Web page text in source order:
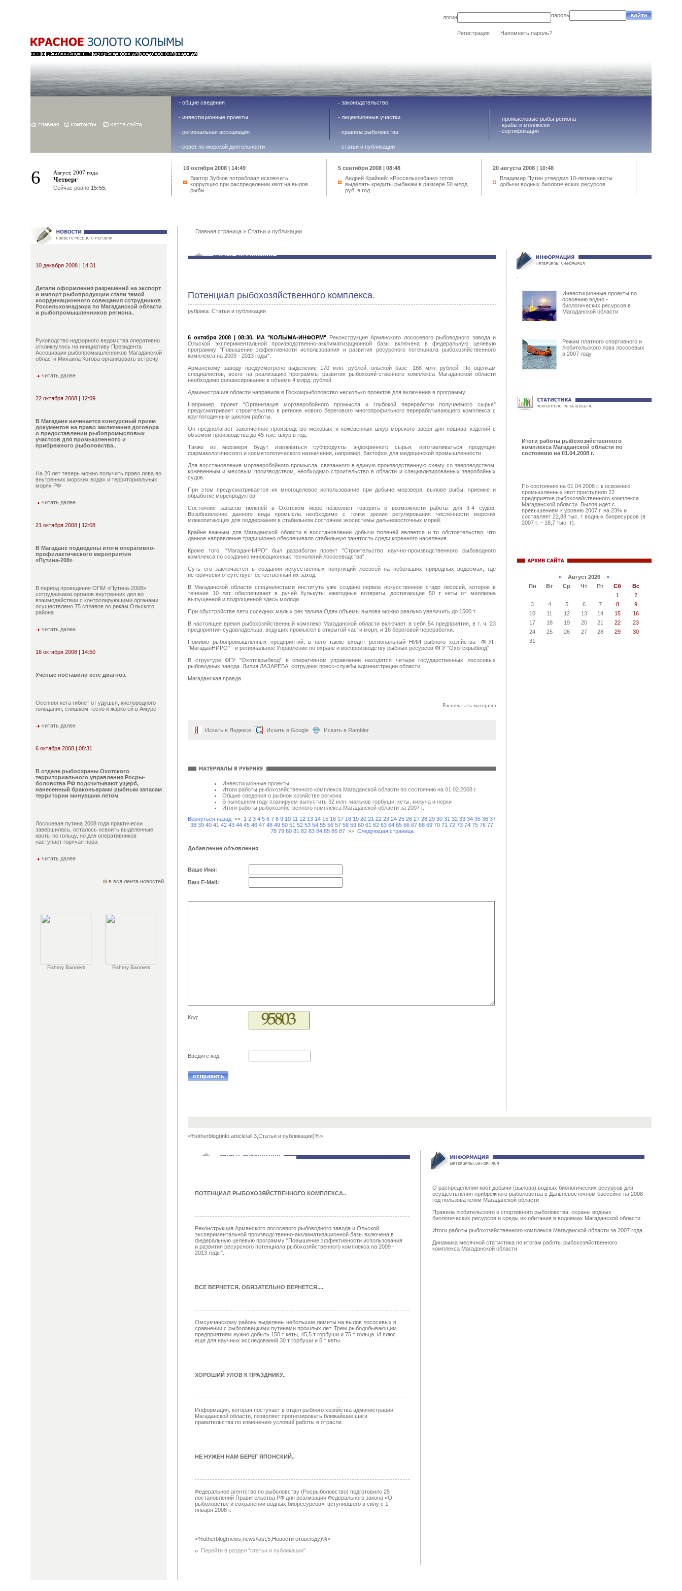
логин пароль
Регистрация | Напомнить пароль?
- общие сведения
- инвестиционные проекты
- региональная ассоциация
- совет по морской деятельности
- законодательство
- лицензионные участки
- правила рыболовства
- статьи и публикации
- промысловые рыбы региона
- крабы и моллюски
- сертификация
6 Август, 2007 года
Четверг
Сейчас ровно 15:55
16 октября 2008 | 14:49
Виктор Зубков потребовал исключить
коррупцию при распределении квот на вылов
рыбы
5 сентября 2008 | 08:48
Андрей Крайний: «Россельхозбанк» готов
выделять кредиты рыбакам в размере 50 млрд.
руб. в год
20 августа 2008 | 10:48
Владимир Путин утвердил 10-летние квоты
добычи водных биологических ресурсов
10 декабря 2008 | 14:31
Детали оформления разрешений на экспорт
и импорт рыбопродукции стали темой
координационного совещания сотрудников
Россельхознадзора по Магаданской области
и рыбопромышленников региона.
Руководство надзорного ведомства оперативно
откликнулось на инициативу Президента
Ассоциации рыбопромышленников Магаданской
области Михаила Котова организовать встречу
читать далее
22 октября 2008 | 12:09
В Магадане начинается конкурсный прием
документов на право заключения договора
о предоставлении рыбопромысловых
участков для промышленного и
прибрежного рыболовства.
На 20 лет теперь можно получить право лова во
внутренних морских водах и территориальных
морях РФ
читать далее
21 октября 2008 | 12:08
В Магадане подведены итоги оперативно-
профилактического мероприятия
«Путина-208»
В период проведения ОПМ «Путина-2008»
сотрудниками органов внутренних дел во
взаимодействии с контролирующими органами
осуществлено 75 сплавов по рекам Ольского
района
читать далее
16 октября 2008 | 14:50
Учёные поставили кете диагноз
Осенняя кета гибнет от удушья, кислородного
голодания, слишком тесно и жарко ей в Амуре
читать далее
6 октября 2008 | 08:31
В отделе рыбоохраны Охотского
территориального управления Росры-
боловства РФ подсчитывают ущерб,
нанесенный браконьерами рыбным запасам
территории минувшим летом
Лососевая путина 2008 года практически
завершилась, осталось освоить выделенные
квоты по гольцу, но для оперативников
наступает горячая пора
читать далее
в вся лента новостей..
Fishery Banners Fishery Banners
Главная страница » Статьи и публикации
Потенциал рыбохозяйственного комплекса.
рубрика: Статьи и публикации
6 октября 2008 | 08:30. ИА "КОЛЫМА-ИНФОРМ" Реконструкция Армянского лососевого рыбоводного завода и
Ольской экспериментальной производственно-акклиматизационной базы включена в федеральную целевую
программу "Повышение эффективности использования и развития ресурсного потенциала рыбохозяйственного
комплекса на 2009 - 2013 годы".
Арманскому заводу предусмотрено выделение 170 млн. рублей, ольской базе -188 млн. рублей. По оценкам
специалистов, всего на реализацию программы развития рыбохозяй-ственного комплекса Магаданской области
необходимо финансирование в объеме 4 млрд. рублей.
Администрация области направила в Госкомрыболовство несколько проектов для включения в программу.
Например, проект "Организация морзверобойного промысла и глубокой переработки получаемого сырья"
предусматривает строительство в регионе нового берегового многопрофильного перерабатывающего комплекса с
круглогодичным циклом работы.
Он предполагает законченное производство меховых и кожевенных шкур морского зверя для пошива изделий с
объемом производства до 45 тыс: шкур в год.
Также из морзверя будут извлекаться субпродукты эндокринного сырья, изготавливаться продукция
фармакологического и косметологического назначения, например, бактофок для медицинской промышленности.
Для восстановления морзверобойного промысла, связанного в единую производственную схему со звероводством,
кожевенным и меховым производством, необходимо строительство в области и специализированных зверобойных
судов.
При этом предусматривается их многоцелевое использование при добыче морзверя, вылове рыбы, приемке и
обработке морепродуктов.
Состояние запасов тюленей в Охотском море позволяет говорить о возможности работы для 3-4 судов.
Возобновление данного вида промысла необходимо с точки зрения регулирования численности морских
млекопитающих для поддержания в стабильном состоянии экосистемы дальневосточных морей.
Крайне важным для Магаданской области в восстановлении добычи тюленей является и то обстоятельство, что
данное направление традиционно обеспечивало стабильную занятость среди коренного населения.
Кроме того, "МагаданНИРО" был разработан проект "Строительство научно-производственного рыбоводного
комплекса по созданию инновационных технологий лососеводства".
Суть его заключается в создании искусственных популяций лососей на небольших природных водоемах, где
исторически отсутствует естественный их заход.
В Магаданской области специалистами института уже создано первое искусственное стадо лососей, которое в
течение 10 лет обеспечивает в ручей Кулькуты ежегодные возвраты, достигающие 50 т кеты от миллиона
выпущенной и подрощенной здесь молоди.
При обустройстве пяти соседних малых рек залива Одян объемы вылова можно реально увеличить до 1500 т.
В настоящее время рыбохозяйственный комплекс Магаданской области включает в себя 54 предприятия, в т. ч. 23
предприятия-судовладельца, ведущих промысел в открытой части моря, и 16 береговой переработки.
Помимо рыбопромышленных предприятий, в него также входят региональный НИИ рыбного хозяйства -ФГУП
"МагаданНИРО" - и региональное Управление по охране и воспроизводству рыбных ресурсов ФГУ "Охотскрыбвод".
В структуре ФГУ "Охотскрыбвод" в оперативном управлении находятся четыре государственных лососевых
рыбоводных завода. Лилия ЛАЗАРЕВА, сотрудник пресс-службы администрации области.
Магаданская правда
Распечатать материал
Искать в Яндексе Искать в Google Искать в Rambler
Инвестиционные проекты
Итоги работы рыбохозяйственного комплекса Магаданской области по состоянию на 01.02.2008 г
Общие сведения о рыбнои хозяйстве региона
В нынешнем году планируем выпустить 32 млн. мальков горбуши, кеты, кижуча и нерки
Итоги работы рыбохозяйственного комплекса Магаданской области за 2007 г.
Вернуться назад << 1 2 3 4 5 6 7 8 9 10 11 12 13 14 15 16 17 18 19 20 21 22 23 24 25 26 27 28 29 30 31 32 33 34 35 36 37
38 39 40 41 42 43 44 45 46 47 48 49 50 51 52 53 54 55 56 57 58 59 60 61 62 63 64 65 66 67 68 69 70 71 72 73 74 75 76 77
78 79 80 81 82 83 84 85 86 87>> Следующая страница
Добавление объявления
Ваше Имя:
Ваш E-Mail:
Код:
Введите код:
Инвестиционные проекты по
освоению водно -
биологических ресурсов в
Магаданской области
Режим платного спортивного и
любительского лова лососевых
в 2007 году
Итоги работы рыбохозяйственного
комплекса Магаданской области по
состоянию на 01.04.2008 г.
По состоянию на 01.04.2008 г. к освоению
промышленных квот приступило 22
предприятия рыбохозяйственного комплекса
Магаданской области. Вылов идет с
превышением к уровню 2007 г. на 23% и
составляет 22,88 тыс. т водных биоресурсов (в
2007 г. – 18,7 тыс. т).
« Август 2026 »
Пн
Вт Ср Чт Пт Сб
Вс
1
2
3
4 5 6 7 8
9
10
11 12 13 14 15
16
17
18 19 20 21 22
23
24
25 26 27 28 29
30
31
<%otherblog(info,article/all,3,Статьи и публикации)%>
ПОТЕНЦИАЛ РЫБОХОЗЯЙСТВЕННОГО КОМПЛЕКСА..
Реконструкция Армянского лососевого рыбоводного завода и Ольской
экспериментальной производственно-акклиматизационной базы включена в
федеральную целевую программу "Повышение эффективности использования
и развития ресурсного потенциала рыбохозяйственного комплекса на 2009 -
2013 годы".
ВСЕ ВЕРНЕТСЯ, ОБЯЗАТЕЛЬНО ВЕРНЕТСЯ....
Омсукчанскому району выделены небольшие лимиты на вылов лососевых в
сравнении с рыболовецкими путинами прошлых лет. Трем рыбодобывающим
предприятиям нужно добыть 150 т кеты, 45,5 т горбуши и 75 т гольца. И плюс
еще для научных исследований 30 т горбуши и 5 т кеты.
ХОРОШИЙ УЛОВ К ПРАЗДНИКУ..
Информация, которая поступает в отдел рыбного хозяйства администрации
Магаданской области, позволяет прогнозировать ближайшие шаги
правительства по изменению условий работы в отрасли.
НЕ НУЖЕН НАМ БЕРЕГ ЯПОНСКИЙ..
Федеральное агентство по рыболовству (Росрыболовство) подготовило 25
постановлений Правительства РФ для реализации Федерального закона «О
рыболовстве и сохранении водных биоресурсов», вступившего в силу с 1
января 2008 г.
<%otherblog(news,news/last,5,Новости отовсюду)%>
Перейти в раздел "статьи и публикации"
О распределении квот добычи (вылова) водных биологических ресурсов для
осуществления прибрежного рыболовства в Дальневосточном бассейне на 2008
год пользователям Магаданской области
Правила любительского и спортивного рыболовства, охраны водных
биологических ресурсов и среды их обитания в водоемах Магаданской области
Итоги работы рыбохозяйственного комплекса Магаданской области за 2007 года
Динамика месячной статистика по итогам работы рыбохозяйственного
комплекса Магаданской области